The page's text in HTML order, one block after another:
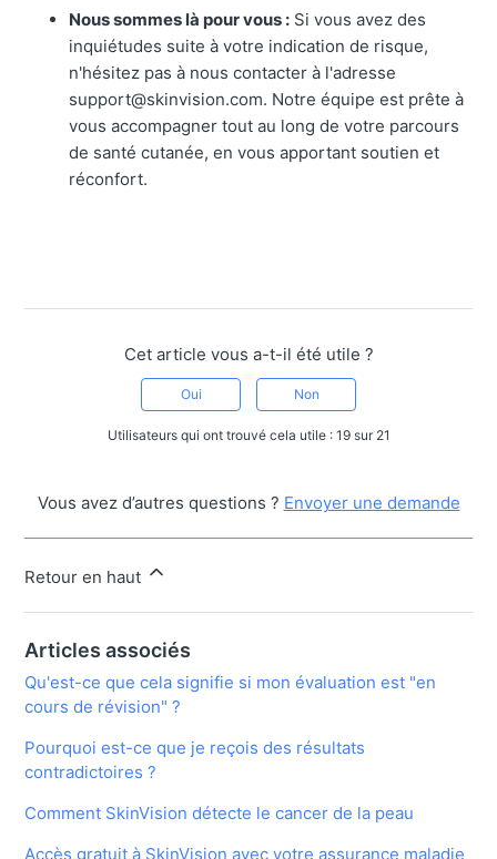
Nous sommes là pour vous : Si vous avez des
inquiétudes suite à votre indication de risque,
n'hésitez pas à nous contacter à l'adresse
support@skinvision.com. Notre équipe est prête à
vous accompagner tout au long de votre parcours
de santé cutanée, en vous apportant soutien et
réconfort.
Cet article vous a-t-il été utile ?
Oui Non
Utilisateurs qui ont trouvé cela utile : 19 sur 21
Vous avez d’autres questions ? Envoyer une demande
Retour en haut
Articles associés
Qu'est-ce que cela signifie si mon évaluation est "en
cours de révision" ?
Pourquoi est-ce que je reçois des résultats
contradictoires ?
Comment SkinVision détecte le cancer de la peau
Accès gratuit à SkinVision avec votre assurance maladie